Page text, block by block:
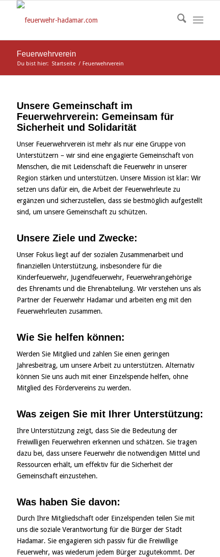
Feuerwehrverein
Du bist hier: Startseite / Feuerwehrverein
Unsere Gemeinschaft im
Feuerwehrverein: Gemeinsam für
Sicherheit und Solidarität
Unser Feuerwehrverein ist mehr als nur eine Gruppe von
Unterstützern – wir sind eine engagierte Gemeinschaft von
Menschen, die mit Leidenschaft die Feuerwehr in unserer
Region stärken und unterstützen. Unsere Mission ist klar: Wir
setzen uns dafür ein, die Arbeit der Feuerwehrleute zu
ergänzen und sicherzustellen, dass sie bestmöglich aufgestellt
sind, um unsere Gemeinschaft zu schützen.
Unsere Ziele und Zwecke:
Unser Fokus liegt auf der sozialen Zusammenarbeit und
finanziellen Unterstützung, insbesondere für die
Kinderfeuerwehr, Jugendfeuerwehr, Feuerwehrangehörige
des Ehrenamts und die Ehrenabteilung. Wir verstehen uns als
Partner der Feuerwehr Hadamar und arbeiten eng mit den
Feuerwehrleuten zusammen.
Wie Sie helfen können:
Werden Sie Mitglied und zahlen Sie einen geringen
Jahresbeitrag, um unsere Arbeit zu unterstützen. Alternativ
können Sie uns auch mit einer Einzelspende helfen, ohne
Mitglied des Fördervereins zu werden.
Was zeigen Sie mit Ihrer Unterstützung:
Ihre Unterstützung zeigt, dass Sie die Bedeutung der
Freiwilligen Feuerwehren erkennen und schätzen. Sie tragen
dazu bei, dass unsere Feuerwehr die notwendigen Mittel und
Ressourcen erhält, um effektiv für die Sicherheit der
Gemeinschaft einzustehen.
Was haben Sie davon:
Durch Ihre Mitgliedschaft oder Einzelspenden teilen Sie mit
uns die soziale Verantwortung für die Bürger der Stadt
Hadamar. Sie engagieren sich passiv für die Freiwillige
Feuerwehr, was wiederum jedem Bürger zugutekommt. Der